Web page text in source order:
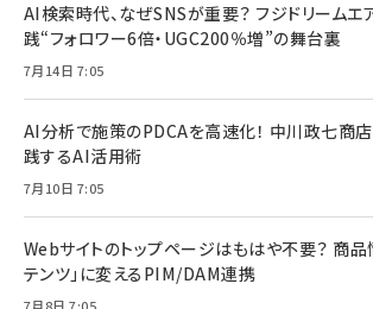
AI検索時代、なぜSNSが重要？ フジドリームエ
践“フォロワー6倍・UGC200％増”の舞台裏
7月14日 7:05
AI分析で施策のPDCAを高速化！ 中川政七商
践するAI活用術
7月10日 7:05
Webサイトのトップページはもはや不要？ 商品
テンツ」に変えるPIM/DAM連携